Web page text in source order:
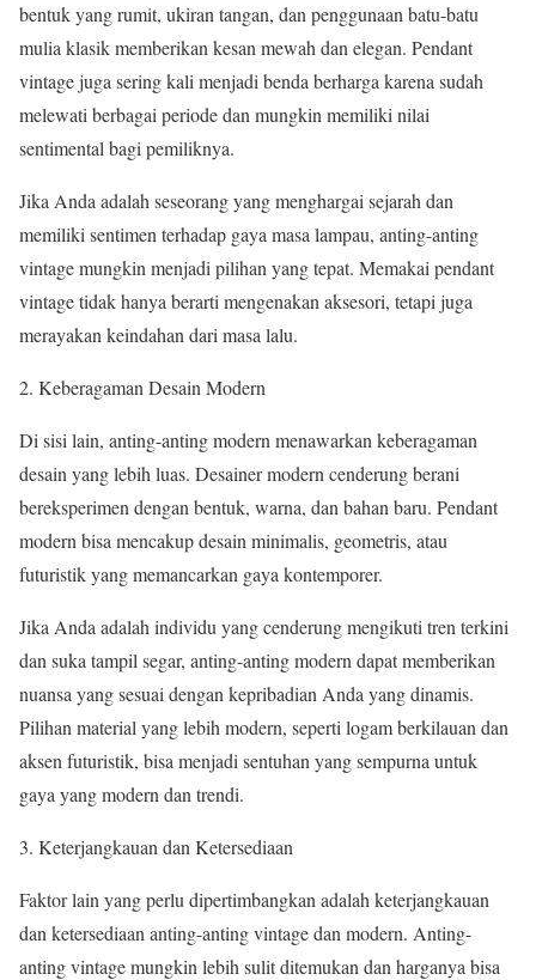
bentuk yang rumit, ukiran tangan, dan penggunaan batu-batu
mulia klasik memberikan kesan mewah dan elegan. Pendant
vintage juga sering kali menjadi benda berharga karena sudah
melewati berbagai periode dan mungkin memiliki nilai
sentimental bagi pemiliknya.
Jika Anda adalah seseorang yang menghargai sejarah dan
memiliki sentimen terhadap gaya masa lampau, anting-anting
vintage mungkin menjadi pilihan yang tepat. Memakai pendant
vintage tidak hanya berarti mengenakan aksesori, tetapi juga
merayakan keindahan dari masa lalu.
Keberagaman Desain Modern
Di sisi lain, anting-anting modern menawarkan keberagaman
desain yang lebih luas. Desainer modern cenderung berani
bereksperimen dengan bentuk, warna, dan bahan baru. Pendant
modern bisa mencakup desain minimalis, geometris, atau
futuristik yang memancarkan gaya kontemporer.
Jika Anda adalah individu yang cenderung mengikuti tren terkini
dan suka tampil segar, anting-anting modern dapat memberikan
nuansa yang sesuai dengan kepribadian Anda yang dinamis.
Pilihan material yang lebih modern, seperti logam berkilauan dan
aksen futuristik, bisa menjadi sentuhan yang sempurna untuk
gaya yang modern dan trendi.
Keterjangkauan dan Ketersediaan
Faktor lain yang perlu dipertimbangkan adalah keterjangkauan
dan ketersediaan anting-anting vintage dan modern. Anting-
anting vintage mungkin lebih sulit ditemukan dan harganya bisa